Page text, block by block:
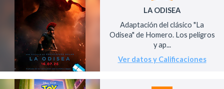
LA ODISEA
Adaptación del clásico "La
Odisea" de Homero. Los peligros
y ap...
Ver datos y Calificaciones